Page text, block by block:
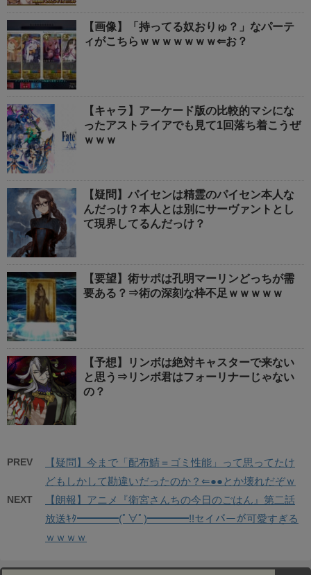
【画像】「持ってる奴おりゅ？」なパーテ
ィがこちらｗｗｗｗｗｗｗ⇐お？
【キャラ】アーケード版の比較的マシにな
ったアストライアでも見て1回落ち着こうぜ
ｗｗｗ
【疑問】パイセンは精霊のパイセン本人な
んだっけ？本人とは別にサーヴァントとし
て現界してるんだっけ？
【要望】術サポは孔明マーリンどっちが需
要ある？⇒術の深刻な枠不足ｗｗｗｗｗ
【予想】リンボは絶対キャスターで来ない
と思う⇒リンボ君はフォーリナーじゃない
の？
PREV
【疑問】今まで「配布鯖＝ゴミ性能」って思ってたけ
どもしかして勘違いだったのか？⇐●●とか壊れだぞｗ
NEXT
【朗報】アニメ『衛宮さんちの今日のごはん』第二話
放送ｷﾀ━━━━(ﾟ∀ﾟ)━━━━!!セイバーが可愛すぎる
ｗｗｗｗ